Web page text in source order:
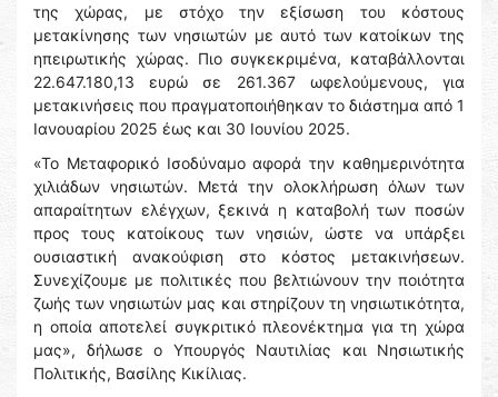
της χώρας, με στόχο την εξίσωση του κόστους
μετακίνησης των νησιωτών με αυτό των κατοίκων της
ηπειρωτικής χώρας. Πιο συγκεκριμένα, καταβάλλονται
22.647.180,13 ευρώ σε 261.367 ωφελούμενους, για
μετακινήσεις που πραγματοποιήθηκαν το διάστημα από 1
Ιανουαρίου 2025 έως και 30 Ιουνίου 2025.
«Το Μεταφορικό Ισοδύναμο αφορά την καθημερινότητα
χιλιάδων νησιωτών. Μετά την ολοκλήρωση όλων των
απαραίτητων ελέγχων, ξεκινά η καταβολή των ποσών
προς τους κατοίκους των νησιών, ώστε να υπάρξει
ουσιαστική ανακούφιση στο κόστος μετακινήσεων.
Συνεχίζουμε με πολιτικές που βελτιώνουν την ποιότητα
ζωής των νησιωτών μας και στηρίζουν τη νησιωτικότητα,
η οποία αποτελεί συγκριτικό πλεονέκτημα για τη χώρα
μας», δήλωσε ο Υπουργός Ναυτιλίας και Νησιωτικής
Πολιτικής, Βασίλης Κικίλιας.